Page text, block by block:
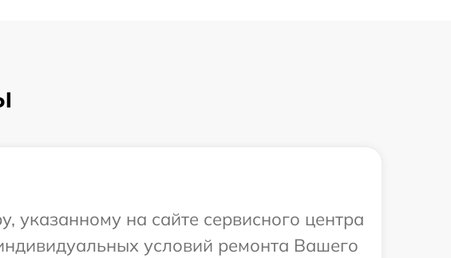
указанному на сайте сервисного центра
условий ремонта Вашего